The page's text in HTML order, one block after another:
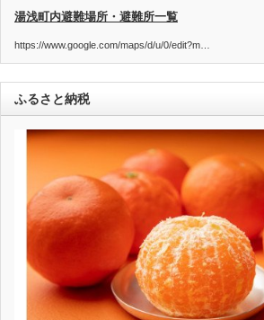
湯浅町内避難場所・避難所一覧
https://www.google.com/maps/d/u/0/edit?m…
ふるさと納税